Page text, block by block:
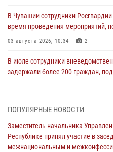
В Чувашии сотрудники
время проведения мероприятий,
03 августа 2026, 10:34 2
В июле сотрудники
задержали более 200 граждан,
мировой войне 1914-1918 годов
01 августа 2026, 07:19
ПОПУЛЯРНЫЕ НОВОСТИ
Заместитель начальника
Республике принял участие в
межнациональным и